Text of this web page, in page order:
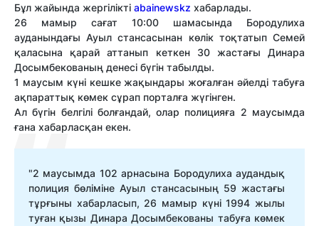
Бұл жайында жергілікті abainewskz хабарлады.
26 мамыр сағат 10:00 шамасында Бородулиха
ауданындағы Ауыл стансасынан көлік тоқтатып Семей
қаласына қарай аттанып кеткен 30 жастағы Динара
Досымбекованың денесі бүгін табылды.
1 маусым күні кешке жақындары жоғалған әйелді табуға
ақпараттық көмек сұрап порталға жүгінген.
Ал бүгін белгілі болғандай, олар полицияға 2 маусымда
ғана хабарласқан екен.
"2 маусымда 102 арнасына Бородулиха аудандық
полиция бөліміне Ауыл стансасының 59 жастағы
тұрғыны хабарласып, 26 мамыр күні 1994 жылы
туған қызы Динара Досымбекованы табуға көмек